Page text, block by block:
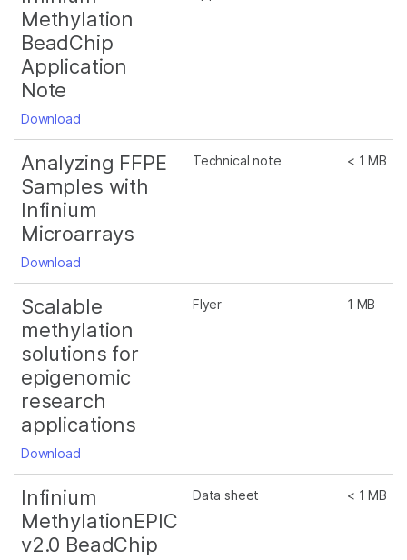
Methylation
BeadChip
Application
Note
Download
Analyzing FFPE
Samples with
Infinium
Microarrays
Download
Technical note < 1 MB
Scalable
methylation
solutions for
epigenomic
research
applications
Download
Flyer 1 MB
Infinium
MethylationEPIC
v2.0 BeadChip
Data sheet < 1 MB